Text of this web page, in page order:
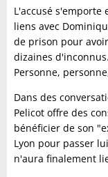
L'accusé
liens avec
de prison pour
dizaines
Personne,
Dans des
Pelicot offre des
bénéficier de son
Lyon pour passer
n'aura finalement